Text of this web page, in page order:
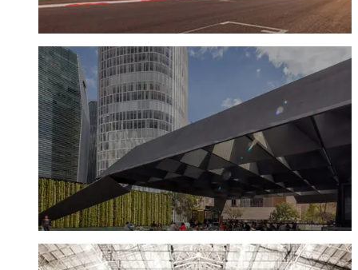
TEATRO TELCEL
Ciudad de México
Visitar sitio